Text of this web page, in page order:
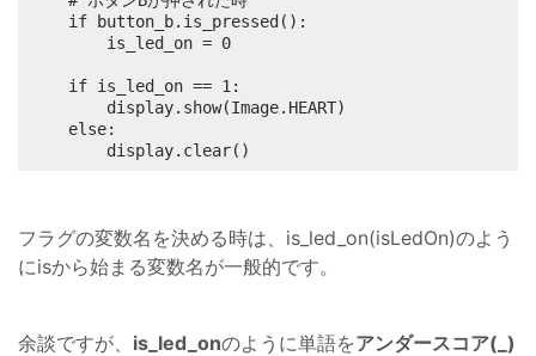
		display.clear()
フラグの変数名を決める時は、is_led_on(isLedOn)のよう
にisから始まる変数名が一般的です。
余談ですが、 is_led_onのように単語をアンダースコア(_)